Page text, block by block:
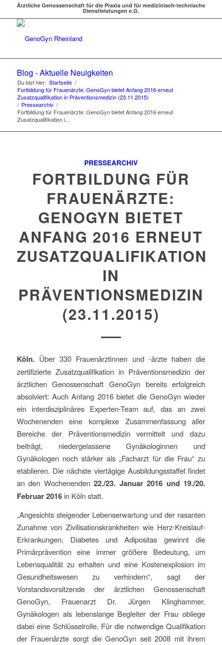
Ärztliche Genossenschaft für die Praxis und für medizinisch-technische
Dienstleistungen e.G.
Blog - Aktuelle Neuigkeiten
Du bist hier: Startseite /
Fortbildung für Frauenärzte: GenoGyn bietet Anfang 2016 erneut
Zusatzqualifikation in Präventionsmedizin (23.11.2015)
/ Pressearchiv /
Fortbildung für Frauenärzte: GenoGyn bietet Anfang 2016 erneut
Zusatzqualifikation i...
PRESSEARCHIV
FORTBILDUNG FÜR
FRAUENÄRZTE:
GENOGYN BIETET
ANFANG 2016 ERNEUT
ZUSATZQUALIFIKATION
IN
PRÄVENTIONSMEDIZIN
(23.11.2015)
Köln. Über 330 Frauenärztinnen und -ärzte haben die
zertifizierte Zusatzqualifikation in Präventionsmedizin der
ärztlichen Genossenschaft GenoGyn bereits erfolgreich
absolviert: Auch Anfang 2016 bietet die GenoGyn wieder
ein interdisziplinäres Experten-Team auf, das an zwei
Wochenenden eine komplexe Zusammenfassung aller
Bereiche der Präventionsmedizin vermittelt und dazu
beiträgt, niedergelassene Gynäkologinnen und
Gynäkologen noch stärker als „Facharzt für die Frau“ zu
etablieren. Die nächste viertägige Ausbildungsstaffel findet
an den Wochenenden22./23. Januar 2016 und 19./20.
Februar 2016 in Köln statt.
„Angesichts steigender Lebenserwartung und der rasanten
Zunahme von Zivilisationskrankheiten wie Herz-Kreislauf-
Erkrankungen, Diabetes und Adipositas gewinnt die
Primärprävention eine immer größere Bedeutung, um
Lebensqualität zu erhalten und eine Kostenexplosion im
Gesundheitswesen zu verhindern“, sagt der
Vorstandsvorsitzende der ärztlichen Genossenschaft
GenoGyn, Frauenarzt Dr. Jürgen Klinghammer.
Gynäkologen als lebenslange Begleiter der Frau obliege
dabei eine Schlüsselrolle. Für die notwendige Qualifikation
der Frauenärzte sorgt die GenoGyn seit 2008 mit ihrem